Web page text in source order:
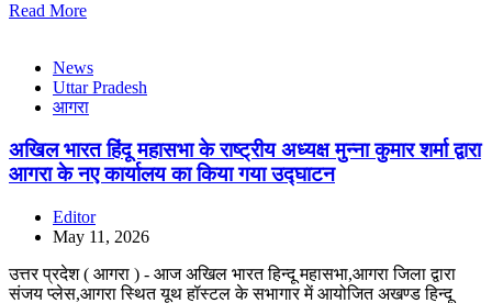
Read More
News
Uttar Pradesh
आगरा
अखिल भारत हिंदू महासभा के राष्ट्रीय अध्यक्ष मुन्ना कुमार शर्मा द्वारा
आगरा के नए कार्यालय का किया गया उद्घाटन
Editor
May 11, 2026
उत्तर प्रदेश ( आगरा ) - आज अखिल भारत हिन्दू महासभा,आगरा जिला द्वारा
संजय प्लेस,आगरा स्थित यूथ हॉस्टल के सभागार में आयोजित अखण्ड हिन्दू